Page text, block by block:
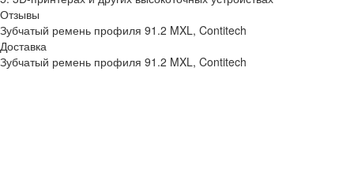
Отзывы
Зубчатый ремень профиля 91.2 MXL, Contitech
Доставка
Зубчатый ремень профиля 91.2 MXL, Contitech